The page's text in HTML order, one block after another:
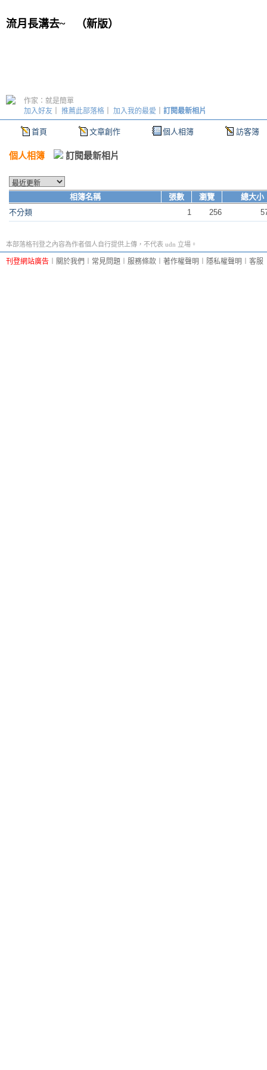
流月長溝去~（新版）
首頁 文章創作 個人相簿 訪客簿
加入好友 推薦此部落格 加入我的最愛 訂閱最新相片
作家：就是簡單
個人相簿 訂閱最新相片
相簿名稱 張數 瀏覽
總大小
不分類
1 256
本部落格刊登之內容為作者個人自行提供上傳，不代表 udn 立場。
刊登網站廣告 關於我們 常見問題 服務條款 著作權聲明 隱私權聲明 客服